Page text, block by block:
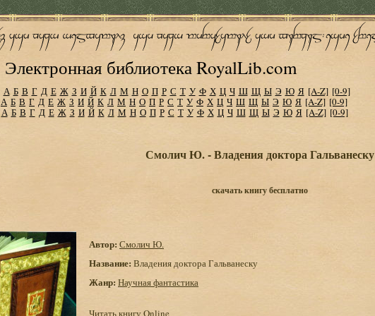
Электронная библиотека RoyalLib.com
А Б В Г Д Е Ж З И Й К Л М Н О П Р С Т У Ф Х Ц Ч Ш Щ Ы Э Ю Я [A-Z] [0-9]
А Б В Г Д Е Ж З И Й К Л М Н О П Р С Т У Ф Х Ц Ч Ш Щ Ы Э Ю Я [A-Z] [0-9]
А Б В Г Д Е Ж З И Й К Л М Н О П Р С Т У Ф Х Ц Ч Ш Щ Ы Э Ю Я [A-Z] [0-9]
Смолич Ю. - Владения доктора Гальванеску
скачать книгу бесплатно
Автор: Смолич Ю.
Название: Владения доктора Гальванеску
Жанр: Научная фантастика
Читать книгу Online